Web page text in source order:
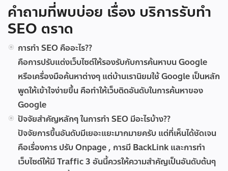
คำถามที่พบบ่อย เรื่อง บริการรับทำ
SEO ตราด
การทำ SEO คืออะไร??
คือการปรับแต่งเว็บไซต์ให้รองรับกับการค้นหาบน Google
หรือเครื่องมือค้นหาต่างๆ แต่บ้านเรานิยมใช้ Google เป็นหลัก
พูดให้เข้าใจง่ายขึ้น คือทำให้เว็บติดอันดับในการค้นหาของ
Google
ปัจจัยสำคัญหลักๆ ในการทำ SEO มีอะไรบ้าง??
ปัจจัยการขึ้นอันดับมีเยอะแยะมากมายครับ แต่ที่เห็นได้ชัดเจน
คือเรื่องการ ปรับ Onpage , การมี BackLink และการทำ
เว็บไซต์ให้มี Traffic 3 อันนี้ควรให้ความสำคัญเป็นอันดับต้นๆ